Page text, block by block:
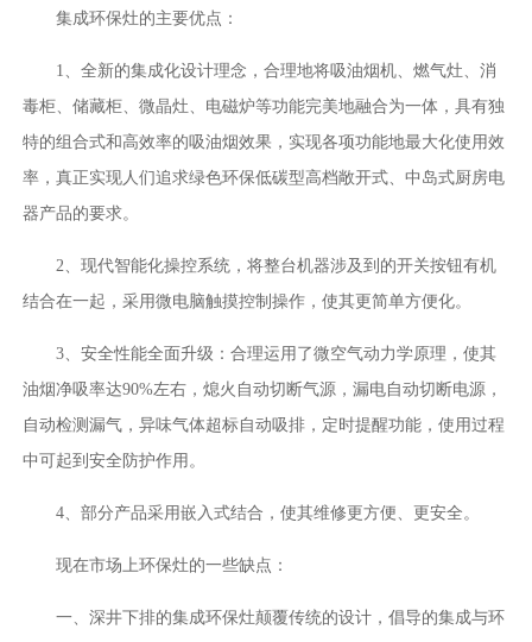
集成环保灶的主要优点：
1、全新的集成化设计理念，合理地将吸油烟机、燃气灶、消
毒柜、储藏柜、微晶灶、电磁炉等功能完美地融合为一体，具有独
特的组合式和高效率的吸油烟效果，实现各项功能地最大化使用效
率，真正实现人们追求绿色环保低碳型高档敞开式、中岛式厨房电
器产品的要求。
2、现代智能化操控系统，将整台机器涉及到的开关按钮有机
结合在一起，采用微电脑触摸控制操作，使其更简单方便化。
3、安全性能全面升级：合理运用了微空气动力学原理，使其
油烟净吸率达90%左右，熄火自动切断气源，漏电自动切断电源，
自动检测漏气，异味气体超标自动吸排，定时提醒功能，使用过程
中可起到安全防护作用。
4、部分产品采用嵌入式结合，使其维修更方便、更安全。
现在市场上环保灶的一些缺点：
一、深井下排的集成环保灶颠覆传统的设计，倡导的集成与环